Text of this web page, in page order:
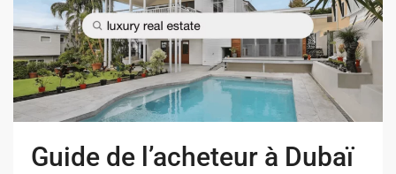
Guide de l’acheteur à Dubaï